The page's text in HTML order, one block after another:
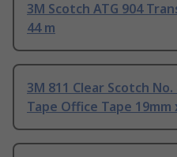
3M Scotch ATG 904
44 m
3M 811 Clear Scotch
Tape Office Tape 19mm